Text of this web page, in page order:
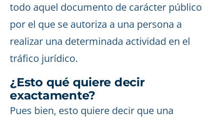
todo aquel documento de carácter público
por el que se autoriza a una persona a
realizar una determinada actividad en el
tráfico jurídico.
¿Esto qué quiere decir
exactamente?
Pues bien, esto quiere decir que una